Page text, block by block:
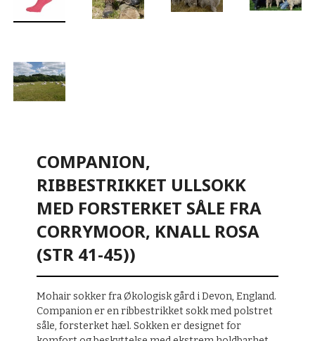
COMPANION,
RIBBESTRIKKET ULLSOKK
MED FORSTERKET SÅLE FRA
CORRYMOOR, KNALL ROSA
(STR 41-45))
Mohair sokker fra Økologisk gård i Devon, England.
Companion er en ribbestrikket sokk med polstret
såle, forsterket hæl. Sokken er designet for